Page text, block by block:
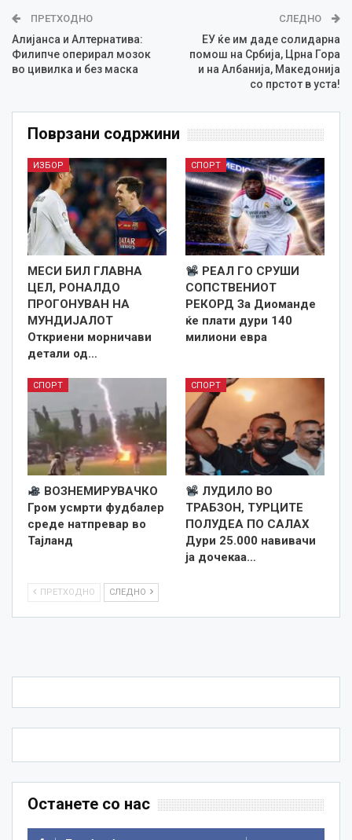
ПРЕТХОДНО
Алијанса и Алтернатива:
Филипче оперирал мозок
во цивилка и без маска
СЛЕДНО
ЕУ ќе им даде солидарна
помош на Србија, Црна Гора
и на Албанија, Македонија
со прстот в уста!
Поврзани содржини
ИЗБОР
МЕСИ БИЛ ГЛАВНА
ЦЕЛ, РОНАЛДО
ПРОГОНУВАН НА
МУНДИЈАЛОТ
Откриени морничави
детали од…
СПОРТ
РЕАЛ ГО СРУШИ
СОПСТВЕНИОТ
РЕКОРД За Диоманде
ќе плати дури 140
милиони евра
СПОРТ
ВОЗНЕМИРУВАЧКО
Гром усмрти фудбалер
среде натпревар во
Тајланд
СПОРТ
ЛУДИЛО ВО
ТРАБЗОН, ТУРЦИТЕ
ПОЛУДЕА ПО САЛАХ
Дури 25.000 навивачи
ја дочекаа…
ПРЕТХОДНО СЛЕДНО
Останете со нас